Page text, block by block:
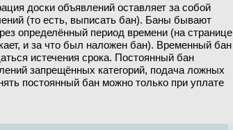
доски объявлений оставляет за собой
(то есть, выписать бан). Баны бывают
определённый период времени (на странице
и за что был наложен бан). Временный бан
истечения срока. Постоянный бан
запрещённых категорий, подача ложных
постоянный бан можно только при уплате